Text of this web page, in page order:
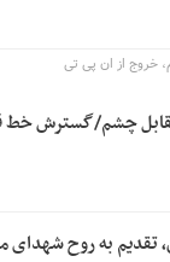
خروج از ان پی تی
چشم/گسترش خط
تقدیم به روح